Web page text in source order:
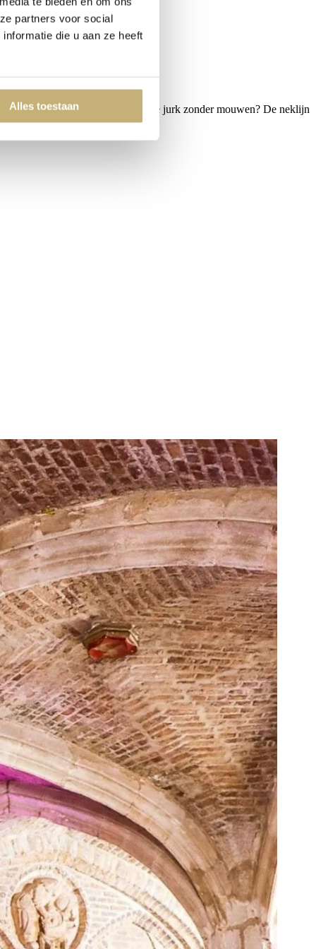
partners voor social
die u aan ze heeft
Alles toestaan
split en lange mouwen. Liever de jurk zonder mouwen? De neklijn
mogelijk.